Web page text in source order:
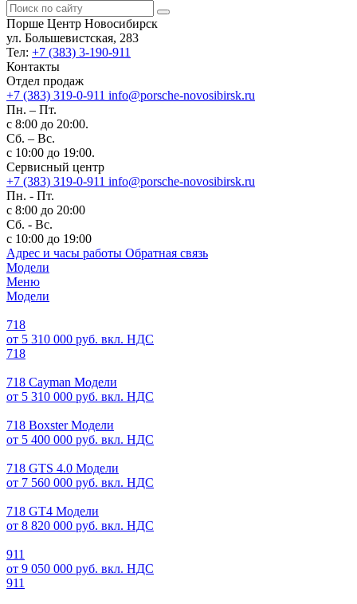
Порше Центр Новосибирск
ул. Большевистская, 283
Тел: +7 (383) 3-190-911
Контакты
Отдел продаж
+7 (383) 319-0-911 info@porsche-novosibirsk.ru
Пн. – Пт.
с 8:00 до 20:00.
Сб. – Вс.
с 10:00 до 19:00.
Сервисный центр
+7 (383) 319-0-911 info@porsche-novosibirsk.ru
Пн. - Пт.
с 8:00 до 20:00
Сб. - Вс.
с 10:00 до 19:00
Адрес и часы работы Обратная связь
Модели
Меню
Модели
718
от 5 310 000 руб. вкл. НДС
718
718 Cayman Модели
от 5 310 000 руб. вкл. НДС
718 Boxster Модели
от 5 400 000 руб. вкл. НДС
718 GTS 4.0 Модели
от 7 560 000 руб. вкл. НДС
718 GT4 Модели
от 8 820 000 руб. вкл. НДС
911
от 9 050 000 руб. вкл. НДС
911